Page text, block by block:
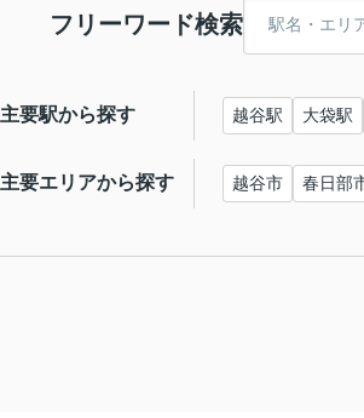
フリーワード検索
主要駅から探す 越谷駅 大袋駅
主要エリアから探す 越谷市 春日部